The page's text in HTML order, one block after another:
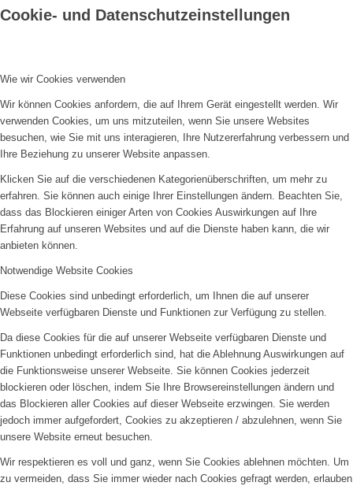
Cookie- und Datenschutzeinstellungen
Wie wir Cookies verwenden
Wir können Cookies anfordern, die auf Ihrem Gerät eingestellt werden. Wir
verwenden Cookies, um uns mitzuteilen, wenn Sie unsere Websites
besuchen, wie Sie mit uns interagieren, Ihre Nutzererfahrung verbessern und
Ihre Beziehung zu unserer Website anpassen.
Klicken Sie auf die verschiedenen Kategorienüberschriften, um mehr zu
erfahren. Sie können auch einige Ihrer Einstellungen ändern. Beachten Sie,
dass das Blockieren einiger Arten von Cookies Auswirkungen auf Ihre
Erfahrung auf unseren Websites und auf die Dienste haben kann, die wir
anbieten können.
Notwendige Website Cookies
Diese Cookies sind unbedingt erforderlich, um Ihnen die auf unserer
Webseite verfügbaren Dienste und Funktionen zur Verfügung zu stellen.
Da diese Cookies für die auf unserer Webseite verfügbaren Dienste und
Funktionen unbedingt erforderlich sind, hat die Ablehnung Auswirkungen auf
die Funktionsweise unserer Webseite. Sie können Cookies jederzeit
blockieren oder löschen, indem Sie Ihre Browsereinstellungen ändern und
das Blockieren aller Cookies auf dieser Webseite erzwingen. Sie werden
jedoch immer aufgefordert, Cookies zu akzeptieren / abzulehnen, wenn Sie
unsere Website erneut besuchen.
Wir respektieren es voll und ganz, wenn Sie Cookies ablehnen möchten. Um
zu vermeiden, dass Sie immer wieder nach Cookies gefragt werden, erlauben